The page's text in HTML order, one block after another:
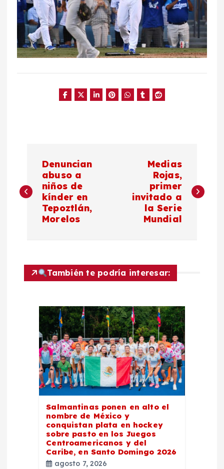
a
v
a
Denuncian
abuso a
niños de
kínder en
Tepoztlán,
Morelos
Medias
Rojas,
primer
invitado a
la Serie
Mundial
También te podría interesar:
Salmantinas ponen en alto el
nombre de México y
conquistan plata en hockey
sobre pasto en los Juegos
Centroamericanos y del
Caribe, en Santo Domingo 2026
agosto 7, 2026